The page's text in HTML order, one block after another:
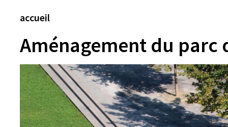
accueil
Aménagement du parc